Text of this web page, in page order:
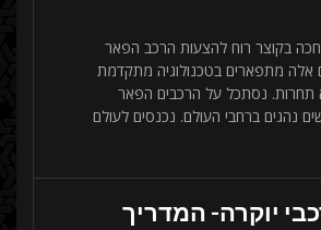
בקוצר רוח להצעות הרכב הפאר
אלה מתפארים בטכנולוגיה מתקדמת
תחרות. נסתכל על הרכבים הפאר
נהגים ברחבי העולם. נכנסים לעולם
יוקרה- המדריך